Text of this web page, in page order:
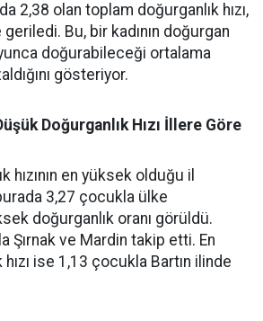
2,38 olan toplam doğurganlık hızı,
geriledi. Bu, bir kadının doğurgan
doğurabileceği ortalama
gösteriyor.
Doğurganlık Hızı İllere Göre
hızının en yüksek olduğu il
3,27 çocukla ülke
doğurganlık oranı görüldü.
Şırnak ve Mardin takip etti. En
ise 1,13 çocukla Bartın ilinde